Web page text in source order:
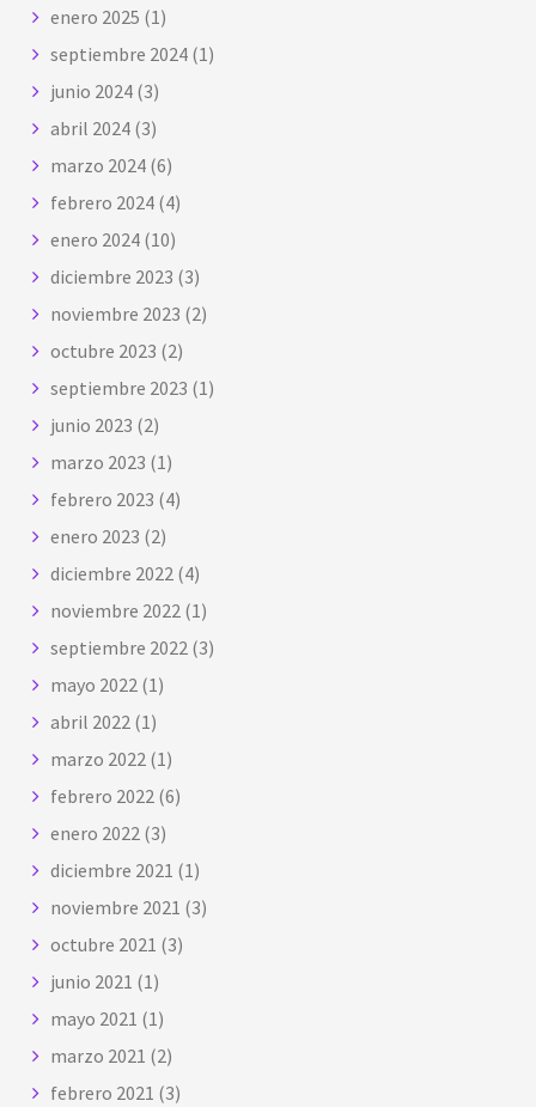
enero 2025 (1)
septiembre 2024 (1)
junio 2024 (3)
abril 2024 (3)
marzo 2024 (6)
febrero 2024 (4)
enero 2024 (10)
diciembre 2023 (3)
noviembre 2023 (2)
octubre 2023 (2)
septiembre 2023 (1)
junio 2023 (2)
marzo 2023 (1)
febrero 2023 (4)
enero 2023 (2)
diciembre 2022 (4)
noviembre 2022 (1)
septiembre 2022 (3)
mayo 2022 (1)
abril 2022 (1)
marzo 2022 (1)
febrero 2022 (6)
enero 2022 (3)
diciembre 2021 (1)
noviembre 2021 (3)
octubre 2021 (3)
junio 2021 (1)
mayo 2021 (1)
marzo 2021 (2)
febrero 2021 (3)